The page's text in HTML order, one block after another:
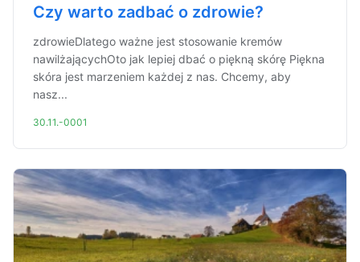
Czy warto zadbać o zdrowie?
zdrowieDlatego ważne jest stosowanie kremów
nawilżającychOto jak lepiej dbać o piękną skórę Piękna
skóra jest marzeniem każdej z nas. Chcemy, aby
nasz...
30.11.-0001